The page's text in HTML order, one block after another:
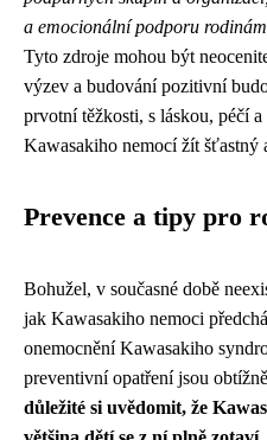
a emocionální podporu
Tyto zdroje mohou být
výzev a budování pozitivní
prvotní těžkosti, s láskou, péčí
Kawasakiho nemocí žít šťastný
Prevence a tipy pro
Bohužel, v současné době
jak Kawasakiho nemoci
onemocnění Kawasakiho
preventivní opatření jsou
důležité si uvědomit, že